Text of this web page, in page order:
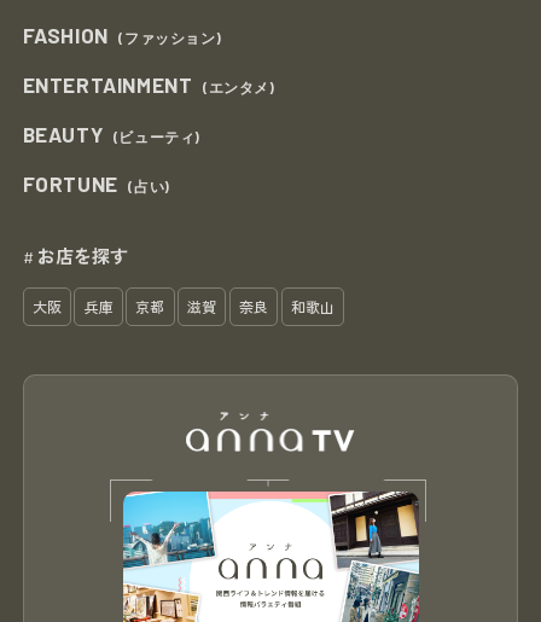
FASHION (ファッション)
ENTERTAINMENT (エンタメ)
BEAUTY (ビューティ)
FORTUNE (占い)
# お店を探す
大阪 兵庫 京都 滋賀 奈良 和歌山